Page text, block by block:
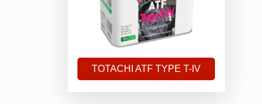
TOTACHI ATF TYPE T-IV